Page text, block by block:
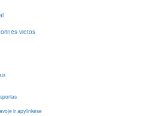
vietos
ir apylinkėse